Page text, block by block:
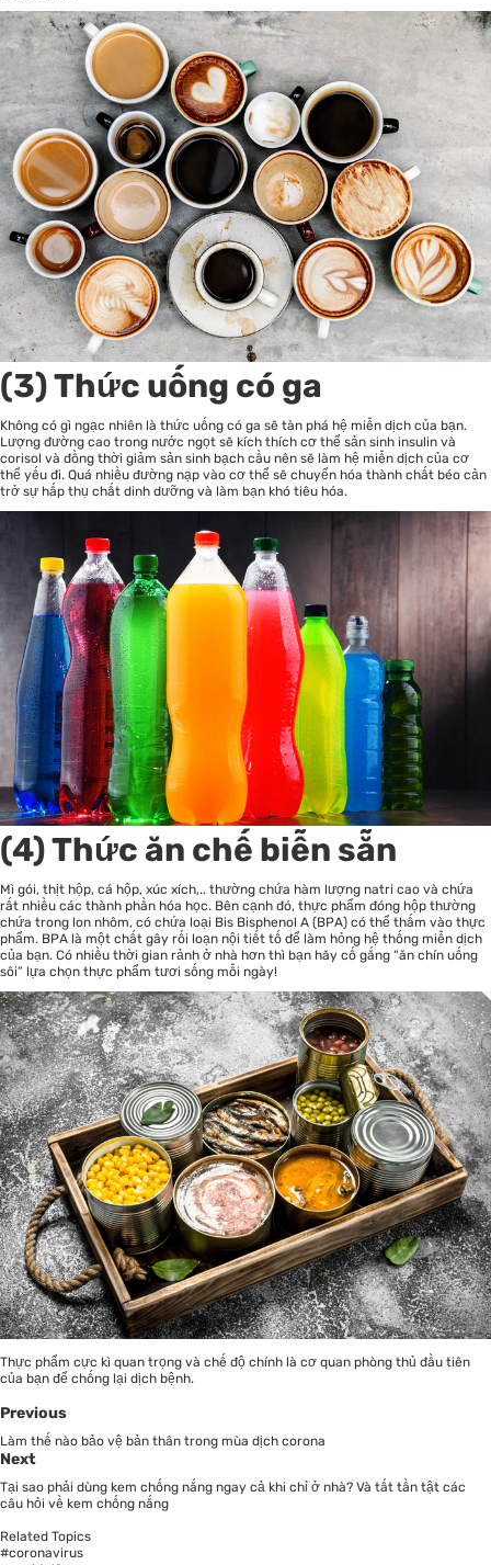
(3) Thức uống có ga
Không có gì ngạc nhiên là thức uống có ga sẽ tàn phá hệ miễn dịch của bạn.
Lượng đường cao trong nước ngọt sẽ kích thích cơ thể sản sinh insulin và
corisol và đồng thời giảm sản sinh bạch cầu nên sẽ làm hệ miễn dịch của cơ
thể yếu đi. Quá nhiều đường nạp vào cơ thể sẽ chuyển hóa thành chất béo cản
trở sự hấp thụ chất dinh dưỡng và làm bạn khó tiêu hóa.
(4) Thức ăn chế biễn sẵn
Mì gói, thịt hộp, cá hộp, xúc xích,.. thường chứa hàm lượng natri cao và chứa
rất nhiều các thành phần hóa học. Bên cạnh đó, thực phẩm đóng hộp thường
chứa trong lon nhôm, có chứa loại Bis Bisphenol A (BPA) có thể thấm vào thực
phẩm. BPA là một chất gây rối loạn nội tiết tố để làm hỏng hệ thống miễn dịch
của bạn. Có nhiều thời gian rảnh ở nhà hơn thì bạn hãy cố gắng “ăn chín uống
sôi” lựa chọn thực phẩm tươi sống mỗi ngày!
Thực phẩm cực kì quan trọng và chế độ chính là cơ quan phòng thủ đầu tiên
của bạn để chống lại dịch bệnh.
Previous
Làm thế nào bảo vệ bản thân trong mùa dịch corona
Next
Tại sao phải dùng kem chống nắng ngay cả khi chỉ ở nhà? Và tất tần tật các
câu hỏi về kem chống nắng
Related Topics
#coronavirus